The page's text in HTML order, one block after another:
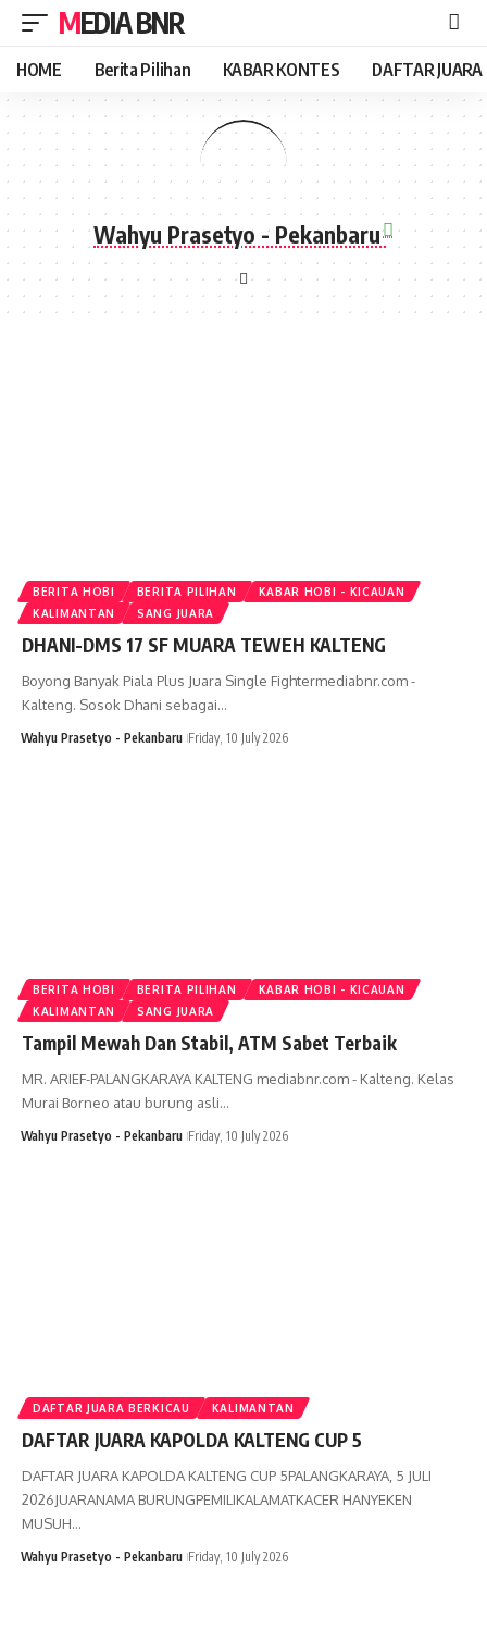
MEDIA BNR
HOME Berita Pilihan KABAR KONTES DAFTAR JUARA
Wahyu Prasetyo - Pekanbaru
BERITA HOBI BERITA PILIHAN
KABAR HOBI - KICAUAN
KALIMANTAN
SANG JUARA
DHANI-DMS 17 SF MUARA TEWEH KALTENG
Boyong Banyak Piala Plus Juara Single Fightermediabnr.com -
Kalteng. Sosok Dhani sebagai…
Wahyu Prasetyo - Pekanbaru Friday, 10 July 2026
BERITA HOBI BERITA PILIHAN
KABAR HOBI - KICAUAN
KALIMANTAN
SANG JUARA
Tampil Mewah Dan Stabil, ATM Sabet Terbaik
MR. ARIEF-PALANGKARAYA KALTENG mediabnr.com - Kalteng. Kelas
Murai Borneo atau burung asli…
Wahyu Prasetyo - Pekanbaru Friday, 10 July 2026
DAFTAR JUARA BERKICAU KALIMANTAN
DAFTAR JUARA KAPOLDA KALTENG CUP 5
DAFTAR JUARA KAPOLDA KALTENG CUP 5PALANGKARAYA, 5 JULI
2026JUARANAMA BURUNGPEMILIKALAMATKACER HANYEKEN
MUSUH…
Wahyu Prasetyo - Pekanbaru Friday, 10 July 2026